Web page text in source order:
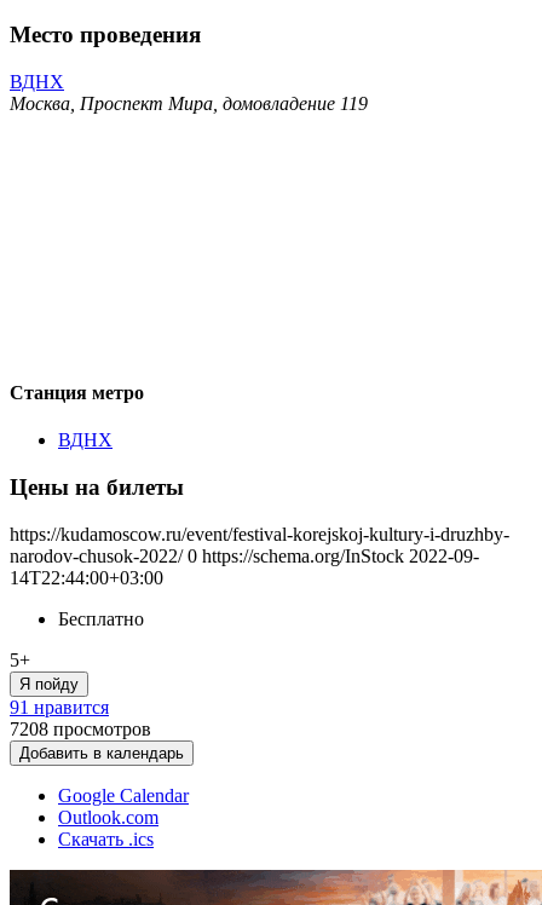
Место проведения
ВДНХ
Москва, Проспект Мира, домовладение 119
Станция метро
ВДНХ
Цены на билеты
https://kudamoscow.ru/event/festival-korejskoj-kultury-i-druzhby-
narodov-chusok-2022/ 0 https://schema.org/InStock 2022-09-
14T22:44:00+03:00
Бесплатно
5+
Я пойду
91 нравится
7208 просмотров
Добавить в календарь
Google Calendar
Outlook.com
Скачать .ics